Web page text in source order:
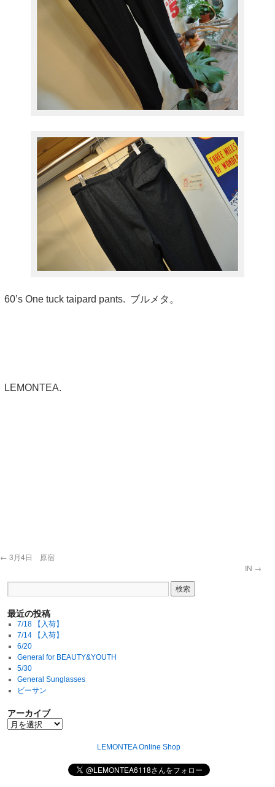
60’s One tuck taipard pants. ブルメタ。
LEMONTEA.
← 3月4日 原宿
IN →
最近の投稿
7/18 【入荷】
7/14 【入荷】
6/20
General for BEAUTY&YOUTH
5/30
General Sunglasses
ビーサン
アーカイブ
LEMONTEA Online Shop